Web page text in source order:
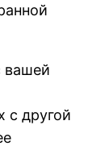
вашей
с другой